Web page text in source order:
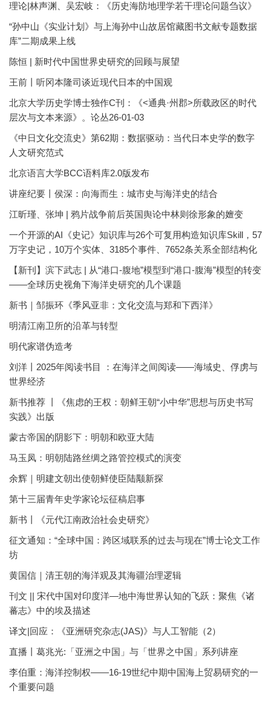
理论|林声渊、吴宏岐：《历史海防地理学若干理论问题刍议》
“孙中山《实业计划》与上海孙中山故居馆藏图书文献专题数据
库”二期成果上线
陈恒 | 新时代中国世界史研究的回顾与展望
王前丨听冈本隆司谈近现代日本的中国观
北京大学历史学博士独作C刊：《<通典·州郡>所载政区的时代
层次与文本来源》。论丛26-01-03
《中日文化交流史》第62期：数据驱动：当代日本史学的数字
人文研究范式
北京语言大学BCC语料库2.0版发布
讲座纪要丨侯深：向海而生：城市史与海洋史的结合
江昕瑾、张坤 | 鸦片战争前后英国舆论中林则徐形象的嬗变
一个开源的AI《史记》知识库与26个可复用构造知识库Skill，57
万字史记，10万个实体、3185个事件、7652条关系全部结构化
【新刊】滨下武志 | 从“港口-腹地”模型到“港口-腹海”模型的转变
——全球历史视角下海洋史研究的几个课题
新书｜邹振环《季风亚非：文化交流与郑和下西洋》
明清江南卫所的沿革与转型
明代家谱伪造考
刘洋丨2025年阅读书目 ：在海洋之间阅读——海域史、俘虏与
世界经济
新书推荐 丨《焦虑的王权：朝鲜王朝“小中华”思想与历史书写
实践》出版
蒙古帝国的阴影下：明朝和欧亚大陆
马玉凤：明朝陆路丝绸之路管控模式的演变
余辉｜明建文朝出使朝鲜使臣陆颙新探
第十三届青年史学家论坛征稿启事
新书丨《元代江南政治社会史研究》
征文通知：“全球中国：跨区域联系的过去与现在”博士论文工作
坊
黄国信｜清王朝的海洋观及其海疆治理逻辑
刊文 || 宋代中国对印度洋—地中海世界认知的飞跃：聚焦《诸
蕃志》中的埃及描述
译文|回应：《亚洲研究杂志(JAS)》与人工智能（2）
直播丨葛兆光:「亚洲之中国」与「世界之中国」系列讲座
李伯重：海洋控制权——16-19世纪中期中国海上贸易研究的一
个重要问题